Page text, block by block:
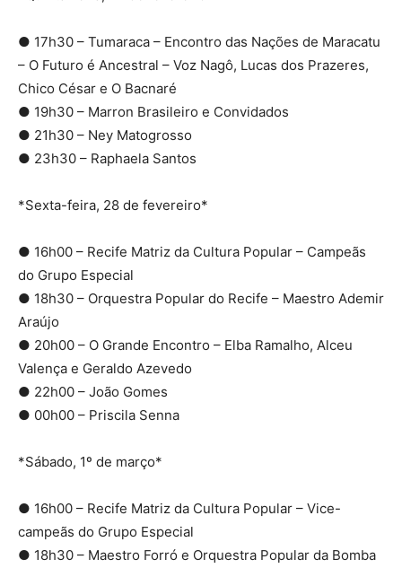
● 17h30 – Tumaraca – Encontro das Nações de Maracatu
– O Futuro é Ancestral – Voz Nagô, Lucas dos Prazeres,
Chico César e O Bacnaré
● 19h30 – Marron Brasileiro e Convidados
● 21h30 – Ney Matogrosso
● 23h30 – Raphaela Santos
*Sexta-feira, 28 de fevereiro*
● 16h00 – Recife Matriz da Cultura Popular – Campeãs
do Grupo Especial
● 18h30 – Orquestra Popular do Recife – Maestro Ademir
Araújo
● 20h00 – O Grande Encontro – Elba Ramalho, Alceu
Valença e Geraldo Azevedo
● 22h00 – João Gomes
● 00h00 – Priscila Senna
*Sábado, 1º de março*
● 16h00 – Recife Matriz da Cultura Popular – Vice-
campeãs do Grupo Especial
● 18h30 – Maestro Forró e Orquestra Popular da Bomba